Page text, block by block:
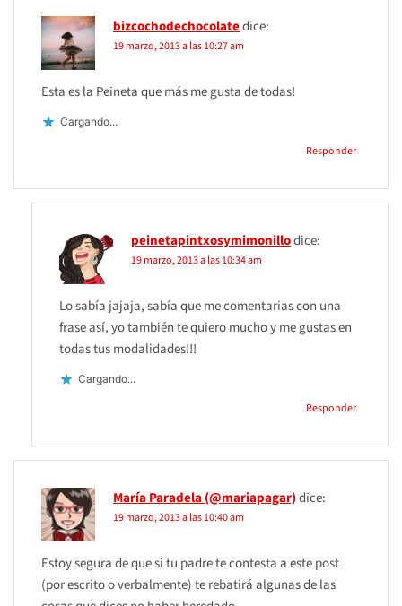
bizcochodechocolatedice:
19 marzo, 2013 a las 10:27 am
Esta es la Peineta que más me gusta de todas!
Cargando...
Responder
peinetapintxosymimonillodice:
19 marzo, 2013 a las 10:34 am
Lo sabía jajaja, sabía que me comentarias con una
frase así, yo también te quiero mucho y me gustas en
todas tus modalidades!!!
Cargando...
Responder
María Paradela (@mariapagar)dice:
19 marzo, 2013 a las 10:40 am
Estoy segura de que si tu padre te contesta a este post
(por escrito o verbalmente) te rebatirá algunas de las